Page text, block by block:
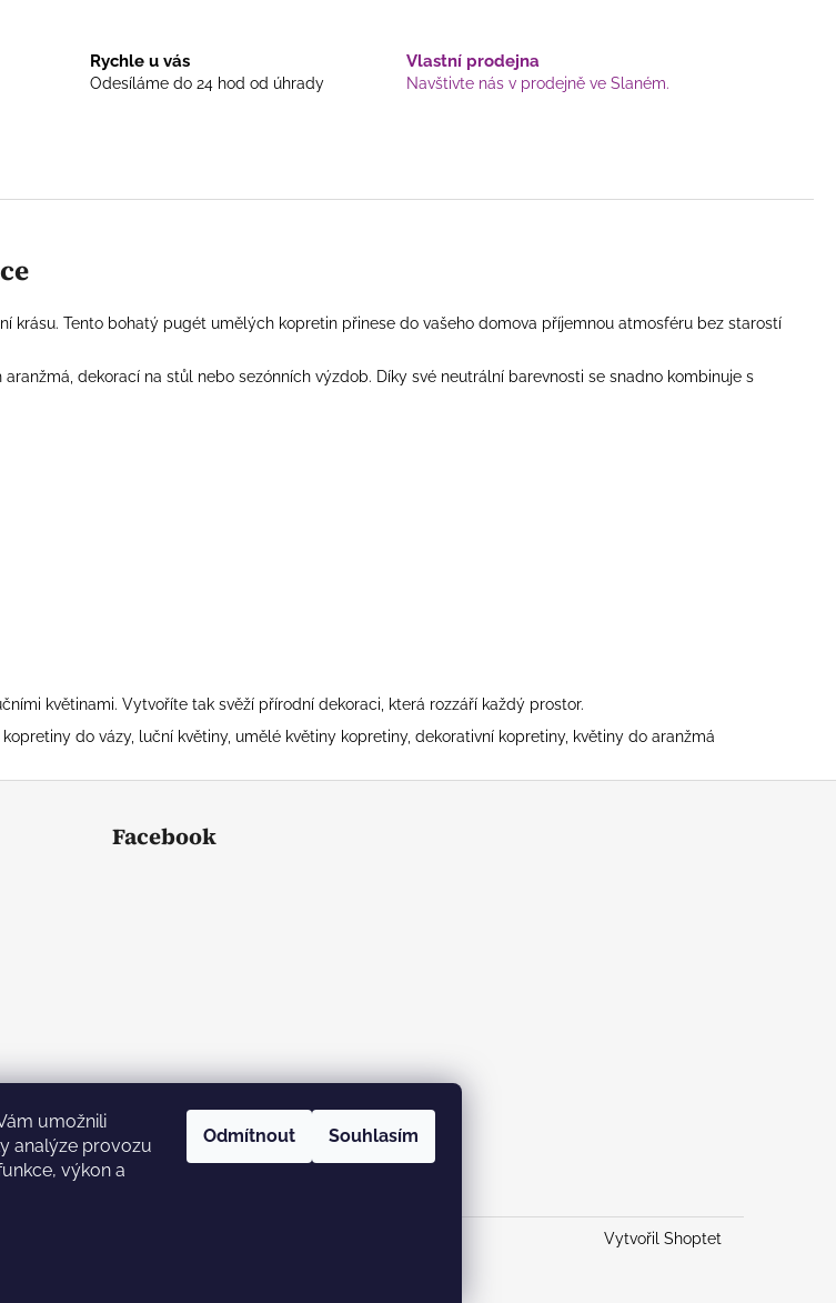
umožnili
analýze provozu
výkon a
Odmítnout Souhlasím
Rychle u vás
Odesíláme do 24 hod od úhrady
Vlastní prodejna
Navštivte nás v prodejně ve Slaném.
Tento bohatý pugét umělých kopretin přinese do vašeho domova příjemnou atmosféru bez starostí
dekorací na stůl nebo sezónních výzdob. Díky své neutrální barevnosti se snadno kombinuje s
květinami. Vytvoříte tak svěží přírodní dekoraci, která rozzáří každý prostor.
do vázy, luční květiny, umělé květiny kopretiny, dekorativní kopretiny, květiny do aranžmá
Facebook
Vytvořil Shoptet